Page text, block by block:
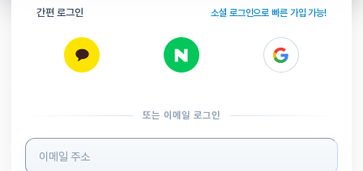
간편 로그인 소셜 로그인으로 빠른 가입 가능!
또는 이메일 로그인
로그인 정보 입력